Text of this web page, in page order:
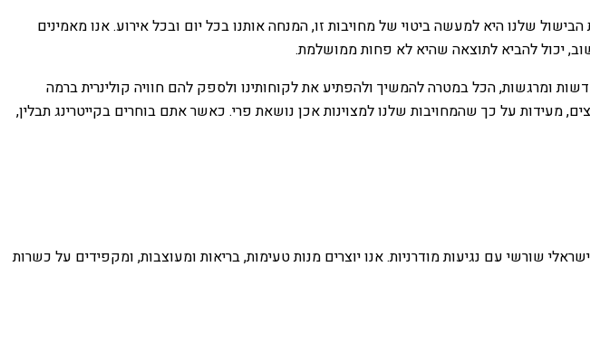
שלנו היא למעשה ביטוי של מחויבות זו, המנחה אותנו בכל יום ובכל אירוע. אנו מאמינים
יכול להביא לתוצאה שהיא לא פחות ממושלמת.
ומרגשות, הכל במטרה להמשיך ולהפתיע את לקוחותינו ולספק להם חוויה קולינרית ברמה
מעידות על כך שהמחויבות שלנו למצוינות אכן נושאת פרי. כאשר אתם בוחרים בקייטרינג תבלין,
שורשי עם נגיעות מודרניות. אנו יוצרים מנות טעימות, בריאות ומעוצבות, ומקפידים על כשרות